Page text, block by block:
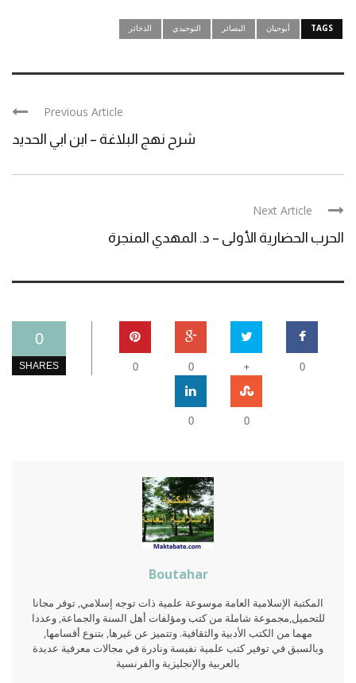
TAGS أبوحيان البصائر التوحيدي الذخائر
Previous Article
شرح نهج البلاغة – ابن ابي الحديد
Next Article
الحرب الحضارية الأولى – د. المهدي المنجرة
0
SHARES 0
+
0
0
0
0
Boutahar
المكتبة الإسلامية العامة موسوعة علمية ذات توجه إسلامي, توفر مجانا
للتحميل,مجموعة شاملة من كتب ومؤلفات أهل السنة والجماعة, وعددا
مهما من الكتب الأدبية والثقافية. وتتميز عن غيرها, بتنوع أقسامها,
وبالسبق في توفير كتب علمية نفيسة ونادرة في مجالات معرفية عديدة
بالعربية والإنجليزية والفرنسية